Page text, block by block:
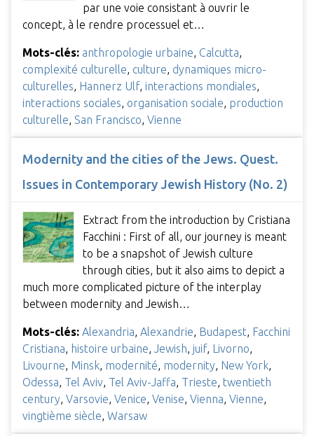
par une voie consistant à ouvrir le
concept, à le rendre processuel et…
Mots-clés: anthropologie urbaine, Calcutta,
complexité culturelle, culture, dynamiques micro-
culturelles, Hannerz Ulf, interactions mondiales,
interactions sociales, organisation sociale, production
culturelle, San Francisco, Vienne
Modernity and the cities of the Jews. Quest.
Issues in Contemporary Jewish History (No. 2)
Extract from the introduction by Cristiana
Facchini : First of all, our journey is meant
to be a snapshot of Jewish culture
through cities, but it also aims to depict a
much more complicated picture of the interplay
between modernity and Jewish…
Mots-clés: Alexandria, Alexandrie, Budapest, Facchini
Cristiana, histoire urbaine, Jewish, juif, Livorno,
Livourne, Minsk, modernité, modernity, New York,
Odessa, Tel Aviv, Tel Aviv-Jaffa, Trieste, twentieth
century, Varsovie, Venice, Venise, Vienna, Vienne,
vingtième siècle, Warsaw